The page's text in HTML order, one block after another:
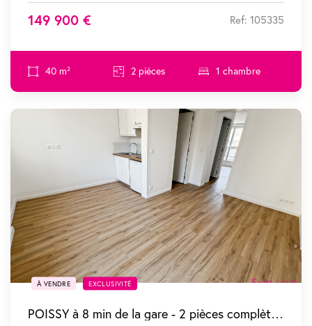
149 900 € Ref: 105335
40 m² 2 pièces 1 chambre
SOUS COMPROMIS
À VENDRE EXCLUSIVITÉ
POISSY à 8 min de la gare - 2 pièces complètement refait à neuf